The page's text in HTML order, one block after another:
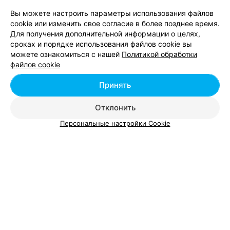
на персональной странице каждого заведения есть
описание процедур;
в разделе с ценами посетитель узнает стоимость
услуг;
галерея с фотографиями познакомит с интерьером
кабинетов, оборудованием, мастерами.
Кроме того, на главной странице в общем списке указано
время работы, адреса, контактные данные и активная
возникнуть вопроса, как записаться вspa-салон.
Вы можете настроить параметры использования файлов
cookie или изменить свое согласие в более позднее время.
Для получения дополнительной информации о целях,
сроках и порядке использования файлов cookie вы
можете ознакомиться с нашей Политикой обработки
файлов cookie
Отклонить
Принять
Персональные настройки Cookie